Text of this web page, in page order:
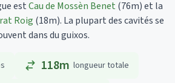
estCau de Mossèn Benet (76m)et la
Roig (18m). La plupart des cavités se
dans du guixos.
118m longueur totale